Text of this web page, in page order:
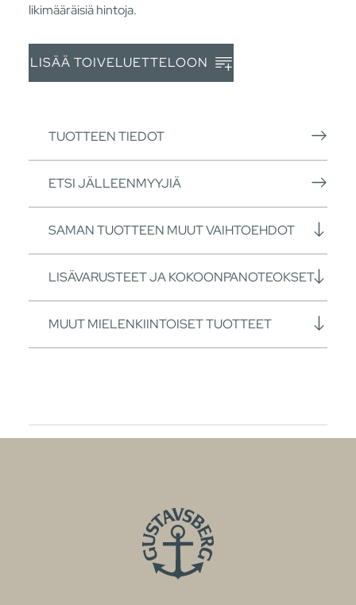
likimääräisiä hintoja.
LISÄÄ TOIVELUETTELOON
TUOTTEEN TIEDOT
ETSI JÄLLEENMYYJIÄ
SAMAN TUOTTEEN MUUT VAIHTOEHDOT
LISÄVARUSTEET JA KOKOONPANOTEOKSET
MUUT MIELENKIINTOISET TUOTTEET